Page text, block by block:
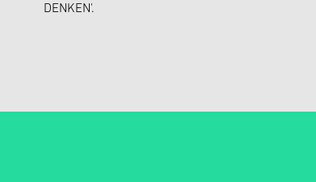
DENKEN'.